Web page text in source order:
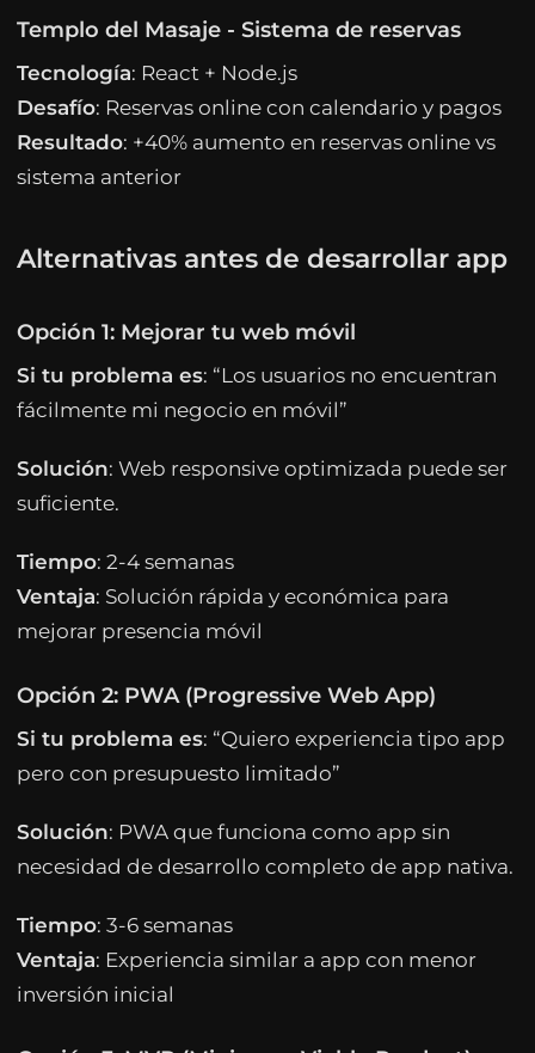
Templo del Masaje - Sistema de reservas
Tecnología: React + Node.js
Desafío: Reservas online con calendario y pagos
Resultado: +40% aumento en reservas online vs
sistema anterior
Alternativas antes de desarrollar app
Opción 1: Mejorar tu web móvil
Si tu problema es: “Los usuarios no encuentran
fácilmente mi negocio en móvil”
Solución: Web responsive optimizada puede ser
suficiente.
Tiempo: 2-4 semanas
Ventaja: Solución rápida y económica para
mejorar presencia móvil
Opción 2: PWA (Progressive Web App)
Si tu problema es: “Quiero experiencia tipo app
pero con presupuesto limitado”
Solución: PWA que funciona como app sin
necesidad de desarrollo completo de app nativa.
Tiempo: 3-6 semanas
Ventaja: Experiencia similar a app con menor
inversión inicial